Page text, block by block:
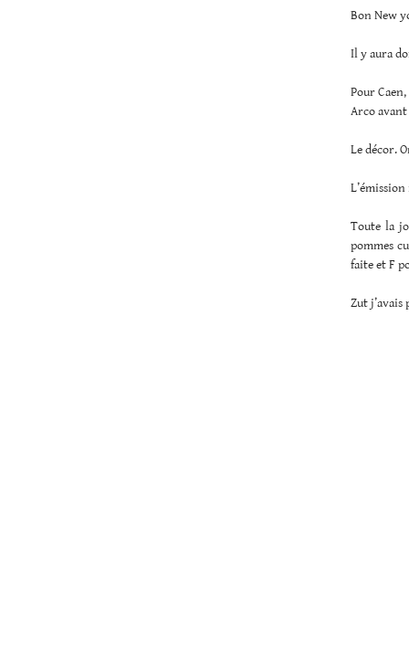
Bon New
Il y aura
Pour
Arco avant
Le décor.
Toute la
pommes
faite et F
Zut j’avais